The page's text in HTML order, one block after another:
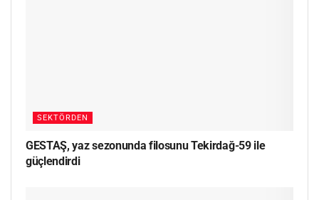
SEKTÖRDEN
GESTAŞ, yaz sezonunda filosunu Tekirdağ-59 ile
güçlendirdi